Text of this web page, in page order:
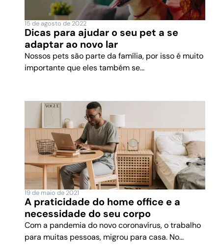
15 de agosto de 2022
Dicas para ajudar o seu pet a se
adaptar ao novo lar
Nossos pets são parte da família, por isso é muito
importante que eles também se...
19 de maio de 2021
A praticidade do home office e a
necessidade do seu corpo
Com a pandemia do novo coronavírus, o trabalho
para muitas pessoas, migrou para casa. No...